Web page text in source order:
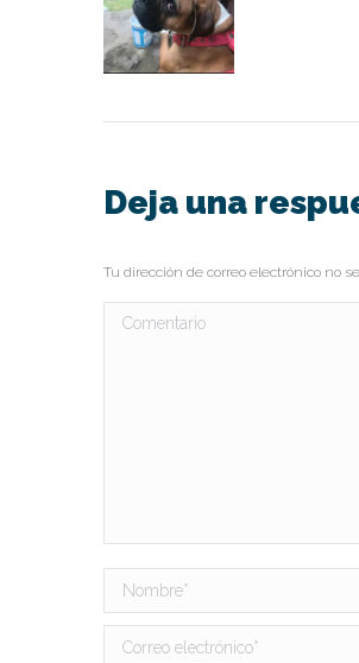
Deja una
Tu dirección de correo electrónico no
Comentario
Nombre *
Correo electrónico *